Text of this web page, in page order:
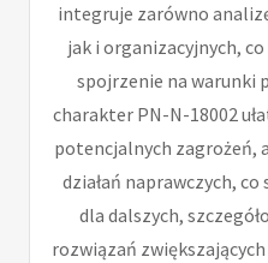
integruje zarówno
jak i organizacyjnych,
spojrzenie na warunki
charakter PN-N-18002
potencjalnych zagrożeń,
działań naprawczych,
dla dalszych,
rozwiązań